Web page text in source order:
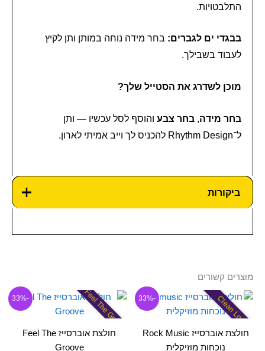
התלבטויות.
בבגדי ים לגברים: בחר מידה נוחה במותן ותן לקיץ
לעבוד בשבילך.
מוכן לשדרג את הסטייל שלך?
בחר מידה, בחר צבעוהוסף לסל עכשיו — ותן
ל־Rhythm Design להכניס לך וייב אמיתי לארון.
ביקורות
מוצרים קשורים
-33% Clean Look
חולצת אוברסייז Rock Music
נוכחות מוזיקלית
המחיר
היה:
המחיר
הנוכחי
למוצר
מספר
-33% Feel The Groove
חולצת אוברסייז Feel The
Groove
המחיר
היה:
המחיר
הנוכחי
למוצר
מספר